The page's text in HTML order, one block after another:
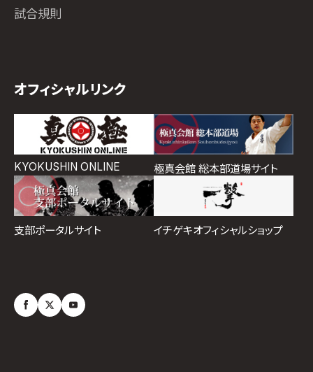
試合規則
オフィシャルリンク
KYOKUSHIN ONLINE 極真会館 総本部道場サイト
支部ポータルサイト イチゲキオフィシャルショップ